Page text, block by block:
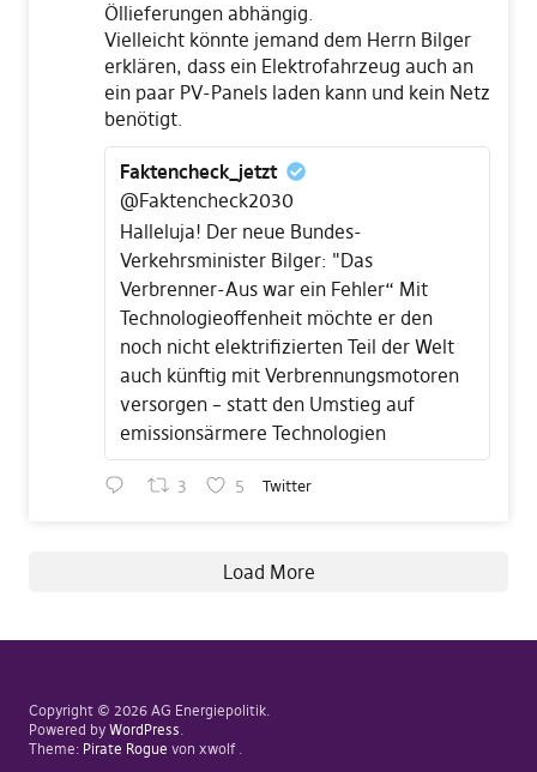
Öllieferungen abhängig.
Vielleicht könnte jemand dem Herrn Bilger
erklären, dass ein Elektrofahrzeug auch an
ein paar PV-Panels laden kann und kein Netz
benötigt.
Faktencheck_jetzt
@Faktencheck2030
Halleluja! Der neue Bundes-
Verkehrsminister Bilger: "Das
Verbrenner-Aus war ein Fehler“ Mit
Technologieoffenheit möchte er den
noch nicht elektrifizierten Teil der Welt
auch künftig mit Verbrennungsmotoren
versorgen – statt den Umstieg auf
emissionsärmere Technologien
3 5 Twitter
Load More
Copyright © 2026 AG Energiepolitik
Powered by WordPress
Theme: Pirate Rogue von xwolf